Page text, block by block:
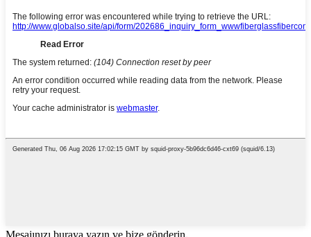
Mesajınızı buraya yazın ve bize gönderin.